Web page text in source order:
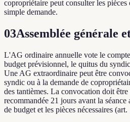
copropriétaire peut consulter les
simple demande.
03Assemblée générale
L'AG ordinaire annuelle vote le
budget prévisionnel, le quitus du
Une AG extraordinaire peut être
syndic ou à la demande de
des tantièmes. La convocation doit être
recommandée 21 jours avant la
de budget et les pièces nécessaires (art.